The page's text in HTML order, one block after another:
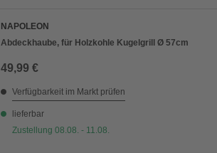
NAPOLEON
Abdeckhaube, für Holzkohle Kugelgrill Ø 57cm
49,99 €
Verfügbarkeit im Markt prüfen
lieferbar
Zustellung 08.08. - 11.08.